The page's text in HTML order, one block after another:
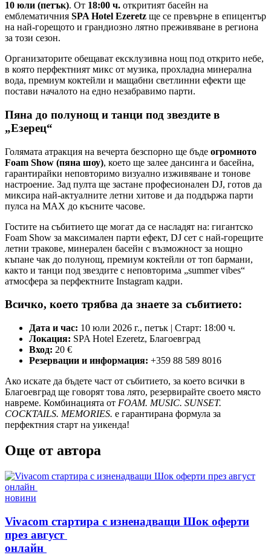
10 юли (петък). От 18:00 ч. откритият басейн на
емблематичния SPA Hotel Ezeretz ще се превърне в епицентър
на най-горещото и грандиозно лятно преживяване в региона
за този сезон.
​Организаторите обещават ексклузивна нощ под открито небе,
в която перфектният микс от музика, прохладна минерална
вода, премиум коктейли и мащабни светлинни ефекти ще
постави началото на едно незабравимо парти.
​Пяна до полунощ и танци под звездите в
„Езерец“
​Голямата атракция на вечерта безспорно ще бъде огромното
Foam Show (пяна шоу), което ще залее дансинга и басейна,
гарантирайки неповторимо визуално изживяване и тонове
настроение. Зад пулта ще застане професионален DJ, готов да
миксира най-актуалните летни хитове и да поддържа парти
пулса на MAX до късните часове.
​Гостите на събитието ще могат да се насладят на: гигантско
Foam Show за максимален парти ефект, DJ сет с най-горещите
летни тракове, минерален басейн с възможност за нощно
къпане чак до полунощ, премиум коктейли от топ бармани,
както и танци под звездите с неповторима „summer vibes“
атмосфера за перфектните Instagram кадри.
​Всичко, което трябва да знаете за събитието:
Дата и час: 10 юли 2026 г., петък | Старт: 18:00 ч.
Локация: SPA Hotel Ezeretz, Благоевград
Вход: 20 €
Резервации и информация: +359 88 589 8016
​Ако искате да бъдете част от събитието, за което всички в
Благоевград ще говорят това лято, резервирайте своето място
навреме. Комбинацията от FOAM. MUSIC. SUNSET.
COCKTAILS. MEMORIES. е гарантирана формула за
перфектния старт на уикенда!
Още от автора
Posted
новини
Vivacom стартира с изненадващи Шок оферти
през август
онлайн